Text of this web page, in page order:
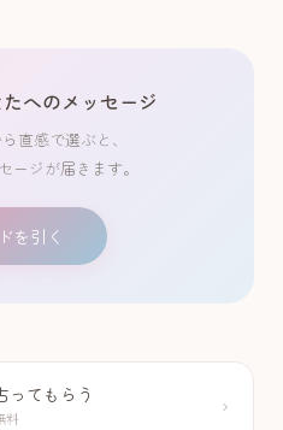
へのメッセージ
直感で選ぶと、
ージが届きます。
を引く
ってもらう
料 ›